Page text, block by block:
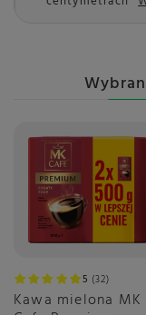
5 32
Kawa mielona MK